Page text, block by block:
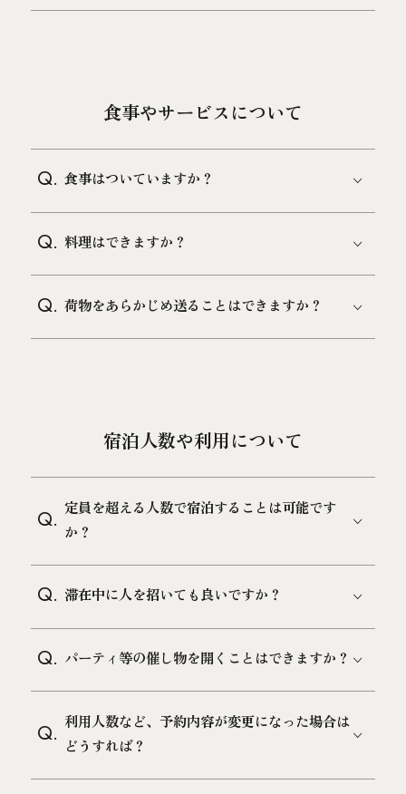
食事やサービスについて
Q. 食事はついていますか？
Q. 料理はできますか？
Q. 荷物をあらかじめ送ることはできますか？
宿泊人数や利用について
Q. 定員を超える人数で宿泊することは可能です
か？
Q. 滞在中に人を招いても良いですか？
Q. パーティ等の催し物を開くことはできますか？
Q. 利用人数など、予約内容が変更になった場合は
どうすれば？